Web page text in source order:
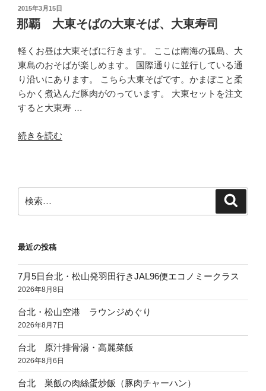
し
ぐ
ー
の
琉
球
ア
ー
投
稿
日:
2015年3月15日
那覇 大東そばの大東そば、大東寿司
軽くお昼は大東そばに行きます。 ここは南海の孤島、大
東島のおそばが楽しめます。 国際通りに並行している通
り沿いにあります。 こちら大東そばです。かまぼこと柔
らかく煮込んだ豚肉がのっています。 大東セットを注文
すると大東寿 …
“那
そ
ば
東
そ
ば、
大
東
寿
司”
の
続きを読む
索:
最近の投稿
7月5日台北・松山発羽田行きJAL96便エコノミークラス
2026年8月8日
台北・松山空港 ラウンジめぐり
2026年8月7日
台北 原汁排骨湯・高麗菜飯
2026年8月6日
台北 巣飯の肉絲蛋炒飯（豚肉チャーハン）